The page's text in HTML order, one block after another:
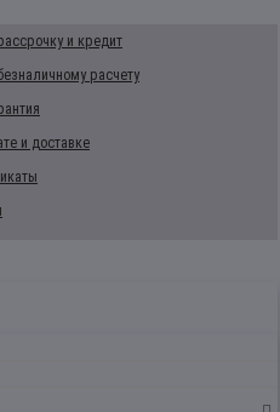
и кредит
расчету
и доставке